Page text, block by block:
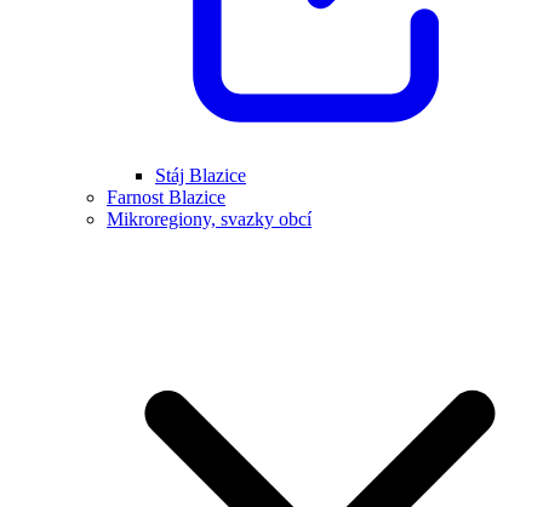
Stáj Blazice
Farnost Blazice
Mikroregiony, svazky obcí